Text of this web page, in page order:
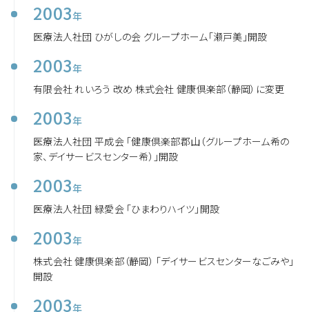
2003年
医療法人社団 ひがしの会 グループホーム「瀬戸美」開設
2003年
有限会社 れいろう 改め 株式会社 健康倶楽部（静岡）に変更
2003年
医療法人社団 平成会 「健康倶楽部郡山（グループホーム希の
家、デイサービスセンター希）」開設
2003年
医療法人社団 緑愛会 「ひまわりハイツ」開設
2003年
株式会社 健康倶楽部（静岡） 「デイサービスセンターなごみや」
開設
2003年